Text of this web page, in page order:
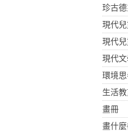
珍古德
現代
現代
現代文
環境
生活
畫冊
畫什